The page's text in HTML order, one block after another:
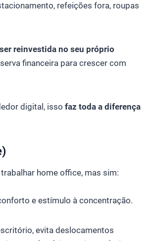
refeições fora, roupas
reinvestida no seu próprio
financeira para crescer com
digital, isso faz toda a diferença
home office, mas sim:
e estímulo à concentração.
evita deslocamentos